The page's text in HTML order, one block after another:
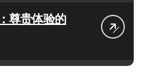
尊贵体验的